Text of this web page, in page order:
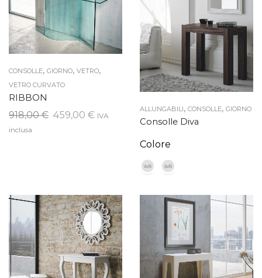
CONSOLLE, GIORNO, VETRO,
VETRO CURVATO
RIBBON
918,00€ Il
459,00 €IlIVA
inclusa
ALLUNGABILI, CONSOLLE, GIORNO
Consolle Diva
Colore